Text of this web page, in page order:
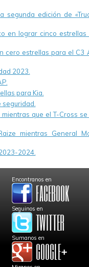
edición de
en lograr cinco estrellas
cero estrellas para el C3
2023.
para Kia.
que el T-Cross
mientras General
2024.
Encontranos en
Seguinos en
Sumanos en